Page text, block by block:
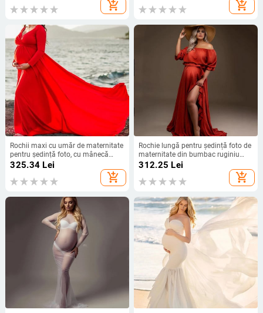
Size 5XL
add_shopping_cart
rochie de seara noua
add_shopping_cart
Rochii maxi cu umăr de maternitate
pentru ședință foto, cu mânecă
lungă, femei însărcinate, pentru
baby shower, accesorii fotografice,
rochie pentru femei însărcinate
325.34 Lei
add_shopping_cart
Rochie lungă pentru ședință foto de
maternitate din bumbac ruginiu
Boho Rochie foto de sarcină 2 în 1
312.25 Lei
add_shopping_cart